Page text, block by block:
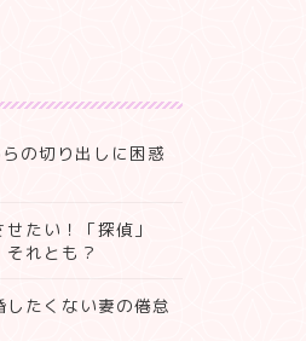
の切り出しに困惑
たい！「探偵」
それとも？
たくない妻の倦怠